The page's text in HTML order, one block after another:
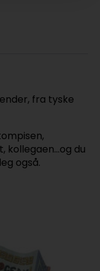
fra tyske
kollegaen…og du
også.